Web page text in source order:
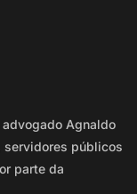
Agnaldo
servidores públicos
parte da